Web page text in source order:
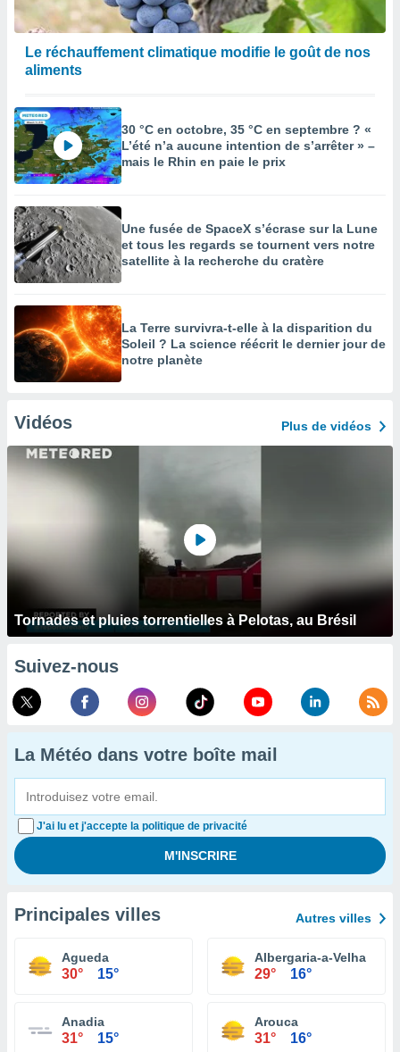
Le réchauffement climatique modifie le goût de nos
aliments
30 °C en octobre, 35 °C en septembre ? «
L’été n’a aucune intention de s’arrêter » –
mais le Rhin en paie le prix
Une fusée de SpaceX s’écrase sur la Lune
et tous les regards se tournent vers notre
satellite à la recherche du cratère
La Terre survivra-t-elle à la disparition du
Soleil ? La science réécrit le dernier jour de
notre planète
Vidéos Plus de vidéos
Tornades et pluies torrentielles à Pelotas, au Brésil
Suivez-nous
La Météo dans votre boîte mail
J'ai lu et j'accepte la politique de privacité
Principales villes Autres villes
Agueda
30° 15°
Albergaria-a-Velha
29° 16°
Anadia
31° 15°
Arouca
31° 16°